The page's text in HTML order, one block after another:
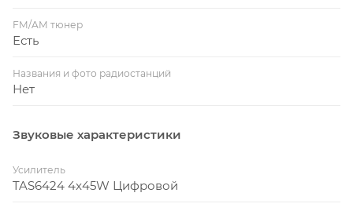
FM/AM тюнер
Есть
Названия и фото радиостанций
Нет
Звуковые характеристики
Усилитель
TAS6424 4x45W Цифровой